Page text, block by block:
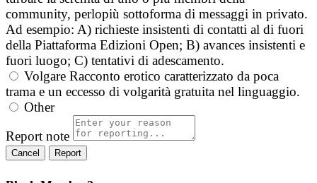
community, perlopiù sottoforma di messaggi in privato.
Ad esempio: A) richieste insistenti di contatti al di fuori
della Piattaforma Edizioni Open; B) avances insistenti e
fuori luogo; C) tentativi di adescamento.
Volgare Racconto erotico caratterizzato da poca
trama e un eccesso di volgarità gratuita nel linguaggio.
Other
Report note
Report